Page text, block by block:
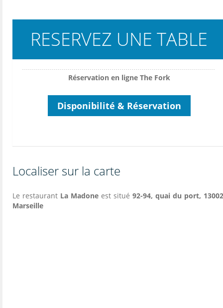
RESERVEZ UNE TABLE
Réservation en ligne The Fork
Disponibilité & Réservation
Localiser sur la carte
Le restaurant La Madone est situé 92-94, quai du port,
Marseille